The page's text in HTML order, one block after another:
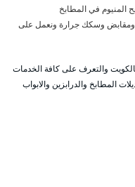
المنيوم في المطابخ
ومقابض وسكك جرارة ونعمل على
والتعرف على كافة الخدمات
المطابخ والدرابزين والابواب